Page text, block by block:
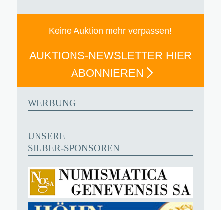
Keine Auktion mehr verpassen!
AUKTIONS-NEWSLETTER HIER
ABONNIEREN
WERBUNG
UNSERE
SILBER-SPONSOREN